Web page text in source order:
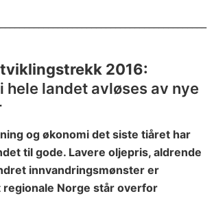
2016:
hele landet avløses av nye
og økonomi det siste tiåret har
til gode. Lavere oljepris, aldrende
innvandringsmønster er
Norge står overfor